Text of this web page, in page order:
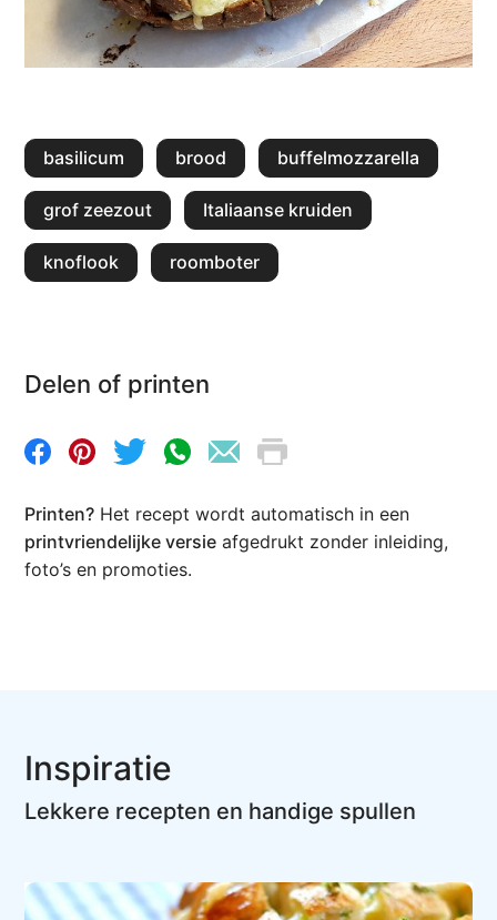
basilicum brood buffelmozzarella
grof zeezout Italiaanse kruiden
knoflook roomboter
Delen of printen
Printen? Het recept wordt automatisch in een
printvriendelijke versie afgedrukt zonder inleiding,
foto’s en promoties.
Inspiratie
Lekkere recepten en handige spullen